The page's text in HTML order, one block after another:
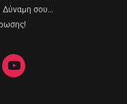
Δύναμη σου…